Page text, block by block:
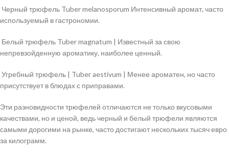
Черный трюфель Tuber melanosporum Интенсивный аромат, часто
используемый в гастрономии.
Белый трюфель Tuber magnatum | Известный за свою
непревзойденную ароматику, наиболее ценный.
Угребный трюфель | Tuber aestivum | Менее ароматен, но часто
присутствует в блюдах с приправами.
Эти разновидности трюфелей отличаются не только вкусовыми
качествами, но и ценой, ведь черный и белый трюфели являются
самыми дорогими на рынке, часто достигают нескольких тысяч евро
за килограмм.